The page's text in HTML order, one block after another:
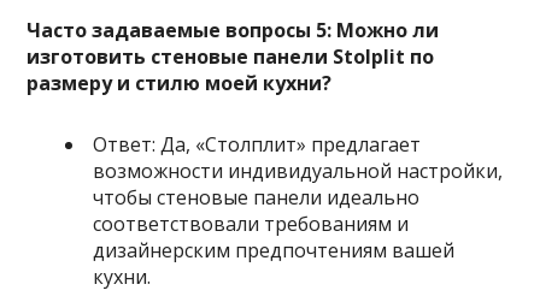
Часто задаваемые вопросы 5: Можно ли
изготовить стеновые панели Stolplit по
размеру и стилю моей кухни?
Ответ: Да, «Столплит» предлагает
возможности индивидуальной настройки,
чтобы стеновые панели идеально
соответствовали требованиям и
дизайнерским предпочтениям вашей
кухни.